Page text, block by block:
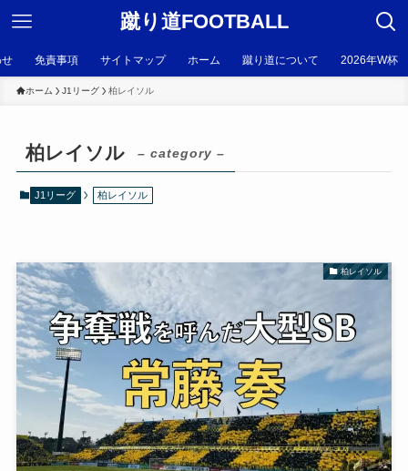
蹴り道FOOTBALL
免責事項 サイトマップ ホーム 蹴り道について 2026年W杯
ホーム J1リーグ 柏レイソル
柏レイソル – category –
J1リーグ 柏レイソル
柏レイソル